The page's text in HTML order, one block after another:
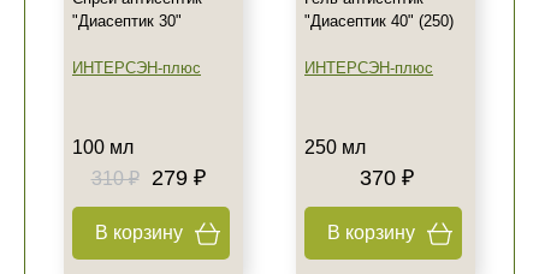
"Диасептик 30"
ИНТЕРСЭН-плюс
100 мл
310 ₽
279 ₽
В корзину
"Диасептик 40" (250)
ИНТЕРСЭН-плюс
250 мл
370 ₽
В корзину